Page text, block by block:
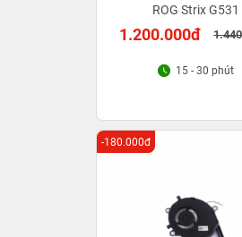
ROG Strix G531
1.200.000đ
15 - 30 phút
-180.000đ